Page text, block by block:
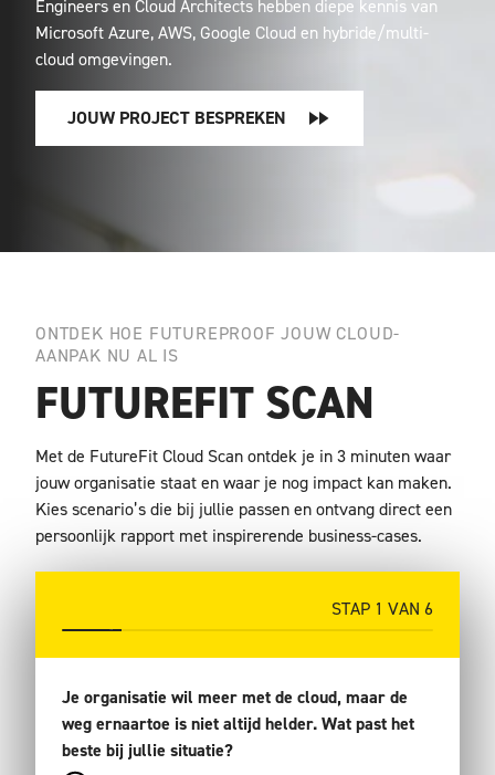
Engineers en Cloud Architects hebben diepe kennis van
Microsoft Azure, AWS, Google Cloud en hybride/multi-
cloud omgevingen.
JOUW PROJECT BESPREKEN
ONTDEK HOE FUTUREPROOF JOUW CLOUD-
AANPAK NU AL IS
FUTUREFIT SCAN
Met de FutureFit Cloud Scan ontdek je in 3 minuten waar
jouw organisatie staat en waar je nog impact kan maken.
Kies scenario’s die bij jullie passen en ontvang direct een
persoonlijk rapport met inspirerende business-cases.
STAP 1 VAN6
Je organisatie wil meer met de cloud, maar de
weg ernaartoe is niet altijd helder. Wat past het
beste bij jullie situatie?